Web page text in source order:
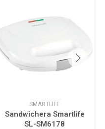
SMARTLIFE
Sandwichera Smartlife
SL-SM6178